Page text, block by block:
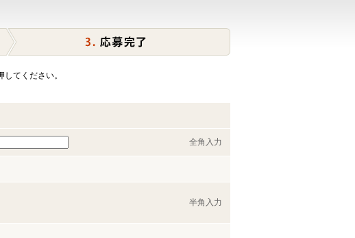
てください。
全角入力
半角入力